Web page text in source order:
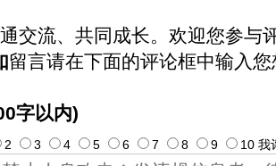
交流、共同成长。欢迎您参与
留言请在下面的评论框中输入
字以内)
2 3 4 5 6 7 8 9 10 我